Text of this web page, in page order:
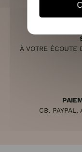
À VOTRE ÉCOUTE
CB, PAYPAL,